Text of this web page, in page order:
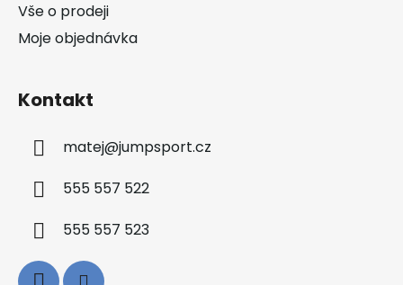
Vše o prodeji
Moje objednávka
Kontakt
matej@jumpsport.cz
555 557 522
555 557 523